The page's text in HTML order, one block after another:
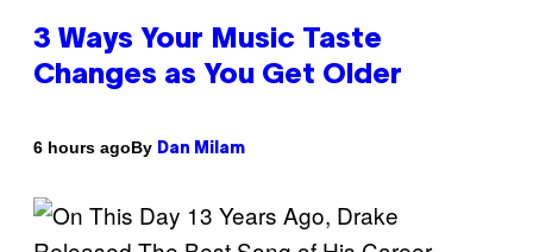
3 Ways Your Music Taste
Changes as You Get Older
6 hours agoBy Dan Milam